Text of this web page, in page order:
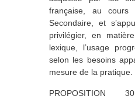
française, au
Secondaire, et
privilégier, en
lexique, l’usage
selon les besoins
mesure de la pratique.
PROPOSITION 30